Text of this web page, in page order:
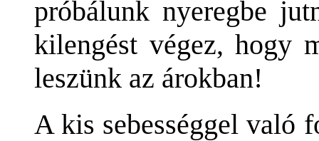
próbálunk nyeregbe
kilengést végez, hogy
leszünk az árokban!
A kis sebességgel való